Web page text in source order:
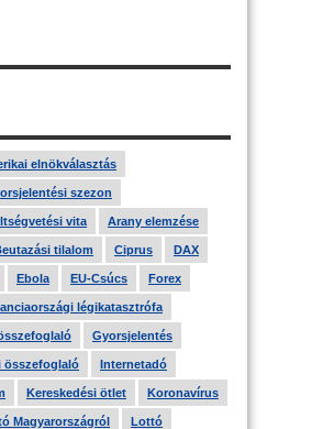
elnökválasztás
szezon
vita Arany elemzése
tilalom Ciprus DAX
Ebola EU-Csúcs Forex
légikatasztrófa
Gyorsjelentés
összefoglaló Internetadó
Kereskedési ötlet Koronavírus
Magyarországról Lottó